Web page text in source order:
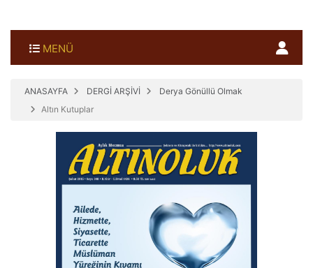
MENÜ
ANASAYFA DERGİ ARŞİVİ
Derya Gönüllü Olmak
Altın Kutuplar